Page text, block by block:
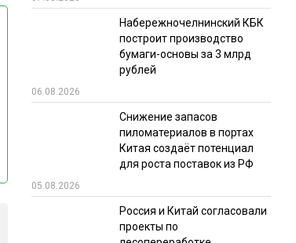
ИТОГИ МЕРОПРИЯТИЙ
Набережночелнинский КБК
построит производство
бумаги-основы за 3 млрд
рублей
06.08.2026
Снижение запасов
пиломатериалов в портах
Китая создаёт потенциал
для роста поставок из РФ
05.08.2026
Россия и Китай согласовали
проекты по